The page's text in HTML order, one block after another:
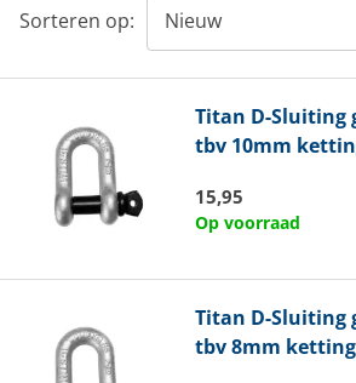
Sorteren op:
Titan D-Sluiting
tbv 10mm
15,95
Op voorraad
Titan D-Sluiting
tbv 8mm ketting